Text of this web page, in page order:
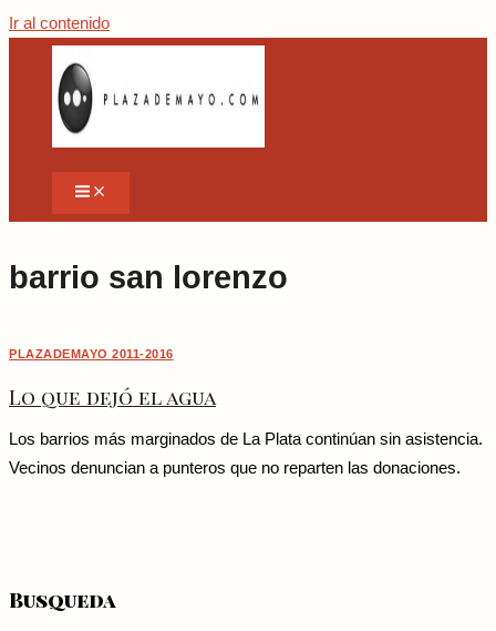
Ir al contenido
barrio san lorenzo
PLAZADEMAYO 2011-2016
Lo que dejó el agua
Los barrios más marginados de La Plata continúan sin asistencia.
Vecinos denuncian a punteros que no reparten las donaciones.
Busqueda